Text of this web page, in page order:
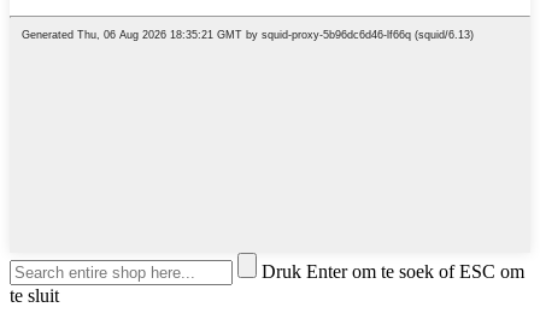
Druk Enter om te soek of ESC om
te sluit